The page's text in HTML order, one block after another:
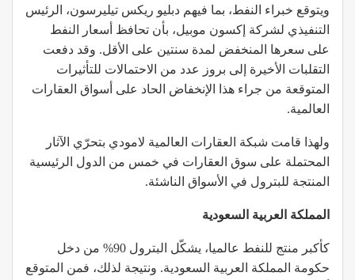
ويتوقع خبراء النفط، بما فيهم دبليو ريكس تيليرسون، الرئيس
التنفيذي لشركة إكسون موبيل، بأن تحافظ أسعار النفط
على سعرها المنخفض لمدة سنتين على الأقل. وقد دفعت
التقلبات الأخيرة إلى بروز عدد من الاحتمالات للتأثيرات
المتوقعة من جراء هذا الإنخفاض الحاد على أسواق العقارات
العالمية.
ولهذا قامت شبكة العقارات العالمية لامودي بتحرّي الآثار
المحتملة على سوق العقارات في خمس من الدول الرئيسية
المنتجة للبترول في الأسواق الناشئة.
المملكة العربية السعودية
كأكبر منتج للنفط عالميا، يشكّل البترول 90% من دخل
حكومة المملكة العربية السعودية. ونتيجة لذلك، فمن المتوقع